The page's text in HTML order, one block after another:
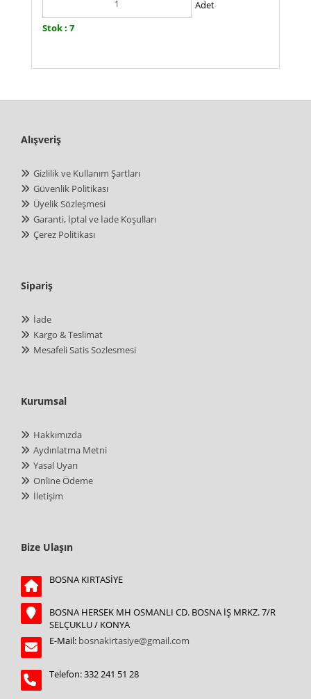
Adet
Stok : 7
Alışveriş
Gizlilik ve Kullanım Şartları
Güvenlik Politikası
Üyelik Sözleşmesi
Garanti, İptal ve İade Koşulları
Çerez Politikası
Sipariş
İade
Kargo & Teslimat
Mesafeli Satis Sozlesmesi
Kurumsal
Hakkımızda
Aydınlatma Metni
Yasal Uyarı
Online Ödeme
İletişim
Bize Ulaşın
BOSNA KIRTASİYE
BOSNA HERSEK MH OSMANLI CD. BOSNA İŞ MRKZ. 7/R
SELÇUKLU / KONYA
E-Mail: bosnakirtasiye@gmail.com
Telefon: 332 241 51 28